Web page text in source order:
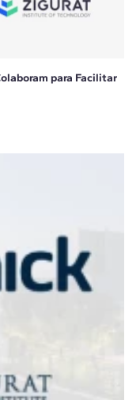
para Facilitar